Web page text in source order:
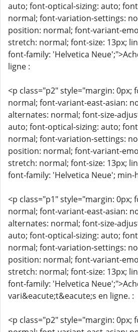
auto; font-optical-sizing: auto;
normal; font-variation-settings:
position: normal; font-variant-
stretch: normal; font-size: 13px;
font-family: 'Helvetica
ligne :
<p class="p2" style="margin: 0px;
normal; font-variant-east-asian:
alternates: normal; font-size-
auto; font-optical-sizing: auto;
normal; font-variation-settings:
position: normal; font-variant-
stretch: normal; font-size: 13px;
font-family: 'Helvetica Neue'; min-
<p class="p1" style="margin: 0px;
normal; font-variant-east-asian:
alternates: normal; font-size-
auto; font-optical-sizing: auto;
normal; font-variation-settings:
position: normal; font-variant-
stretch: normal; font-size: 13px;
font-family: 'Helvetica
vari&eacute;t&eacute;s en ligne. :
<p class="p2" style="margin: 0px;